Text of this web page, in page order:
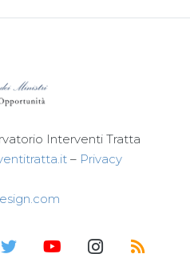
Interventi Tratta
– Privacy